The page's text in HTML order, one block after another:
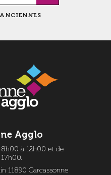
Agglo
à 12h00 et de
11890 Carcassonne